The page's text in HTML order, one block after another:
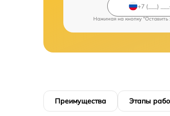
Нажимая на кнопку "Оставить
Преимущества Этапы